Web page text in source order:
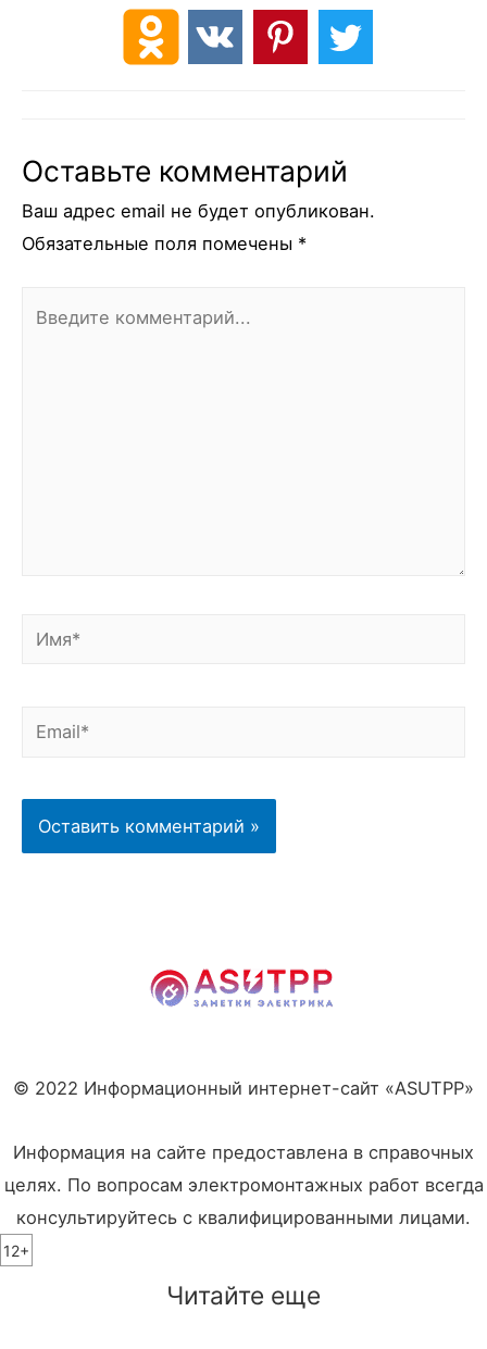
Оставьте комментарий
Ваш адрес email не будет опубликован.
Обязательные поля помечены *
комментарий...
Имя*
Email*
© 2022 Информационный интернет-сайт «ASUTPP»
Информация на сайте предоставлена в справочных
целях. По вопросам электромонтажных работ всегда
консультируйтесь с квалифицированными лицами.
12+
Читайте еще